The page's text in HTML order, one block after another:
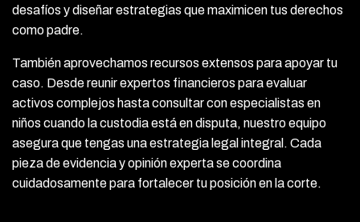
desafíos y diseñar estrategias que maximicen tus derechos
como padre.
También aprovechamos recursos extensos para apoyar tu
caso. Desde reunir expertos financieros para evaluar
activos complejos hasta consultar con especialistas en
niños cuando la custodia está en disputa, nuestro equipo
asegura que tengas una estrategia legal integral. Cada
pieza de evidencia y opinión experta se coordina
cuidadosamente para fortalecer tu posición en la corte.